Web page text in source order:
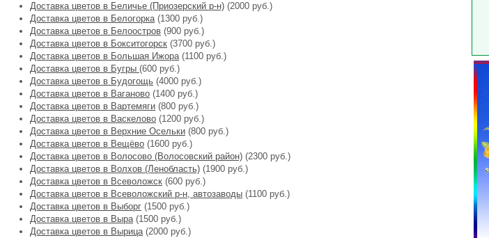
Доставка цветов в Беличье (Приозерский р-н) (2000 руб.)
Доставка цветов в Белогорка(1300 руб.)
Доставка цветов в Белоостров (900 руб.)
Доставка цветов в Бокситогорск (3700 руб.)
Доставка цветов в Большая Ижора(1100 руб.)
Доставка цветов в Бугры (600 руб.)
Доставка цветов в Будогощь (4000 руб.)
Доставка цветов в Ваганово (1400 руб.)
Доставка цветов в Вартемяги (800 руб.)
Доставка цветов в Васкелово (1200 руб.)
Доставка цветов в Верхние Осельки (800 руб.)
Доставка цветов в Вещёво (1600 руб.)
Доставка цветов в Волосово (Волосовский район) (2300 руб.)
Доставка цветов в Волхов (Ленобласть) (1900 руб.)
Доставка цветов в Всеволожск (600 руб.)
Доставка цветов в Всеволожский р-н, автозаводы (1100 руб.)
Доставка цветов в Выборг (1500 руб.)
Доставка цветов в Выра(1500 руб.)
Доставка цветов в Вырица(2000 руб.)